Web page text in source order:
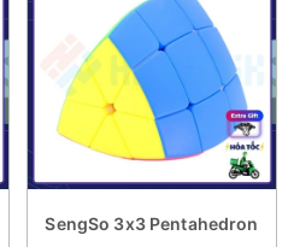
SengSo 3x3 Pentahedron